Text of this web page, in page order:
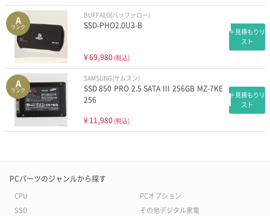
A
ランク
BUFFALO(バッファロー)
SSD-PHO2.0U3-B
¥69,980 (税込)
＋見積もりリ
スト
A
ランク
SAMSUNG(サムスン)
SSD 850 PRO 2.5 SATA III 256GB MZ-7KE
256
¥11,980 (税込)
＋見積もりリ
スト
PCパーツのジャンルから探す
CPU
PCオプション
SSD
その他デジタル家電